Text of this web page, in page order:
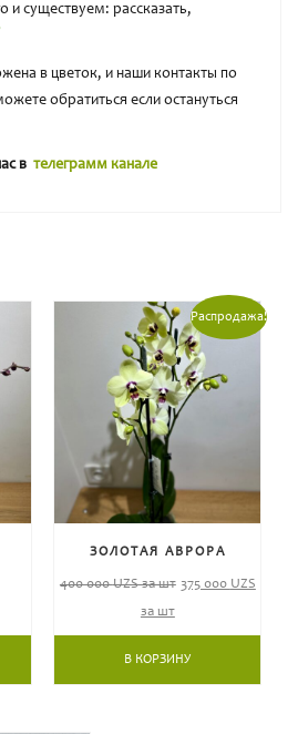
и существуем: рассказать,
в цветок, и наши контакты по
обратиться если остануться
в телеграмм канале
Распродажа!
ЗОЛОТАЯ АВРОРА
400 000UZS за шт 375 000 UZS
за шт
В КОРЗИНУ